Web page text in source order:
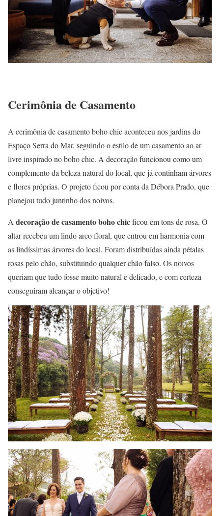
Cerimônia de Casamento
A cerimônia de casamento boho chic aconteceu nos jardins do
Espaço Serra do Mar, seguindo o estilo de um casamento ao ar
livre inspirado no boho chic. A decoração funcionou como um
complemento da beleza natural do local, que já continham árvores
e flores próprias. O projeto ficou por conta da Débora Prado, que
planejou tudo juntinho dos noivos.
A decoração de casamento boho chicficou em tons de rosa. O
altar recebeu um lindo arco floral, que entrou em harmonia com
as lindíssimas árvores do local. Foram distribuídas ainda pétalas
rosas pelo chão, substituindo qualquer chão falso. Os noivos
queriam que tudo fosse muito natural e delicado, e com certeza
conseguiram alcançar o objetivo!